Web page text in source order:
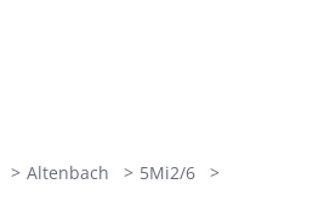
Altenbach
5Mi2/6